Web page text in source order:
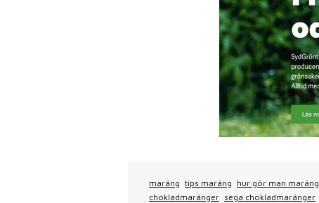
maräng tips maräng hur gör man maräng
chokladmaränger sega chokladmaränger